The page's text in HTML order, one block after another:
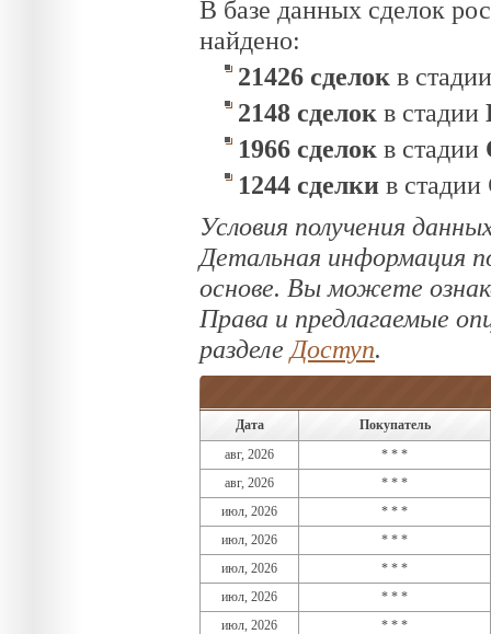
В базе данных сделок
найдено:
21426 сделок в
2148 сделок в стадии
1966 сделок в стадии
1244 сделки в стадии
Условия получения
Детальная информация
основе. Вы можете
Права и предлагаемые
разделе Доступ.
Дата
Покупатель
авг, 2026
* * *
авг, 2026
* * *
июл, 2026
* * *
июл, 2026
* * *
июл, 2026
* * *
июл, 2026
* * *
июл, 2026
* * *